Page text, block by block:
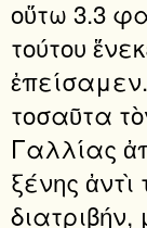
οὕτω 3.3
τούτου
τοσαῦτα
Γαλλίας
ξένης
διατριβήν,